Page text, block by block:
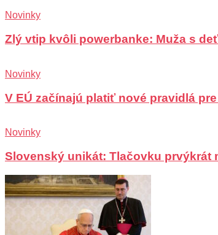
Novinky
Zlý vtip kvôli powerbanke: Muža s
Novinky
V EÚ začínajú platiť nové pravidlá
Novinky
Slovenský unikát: Tlačovku prvýkrát